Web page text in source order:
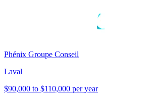
Phénix Groupe Conseil
Laval
$90,000 to $110,000 per year